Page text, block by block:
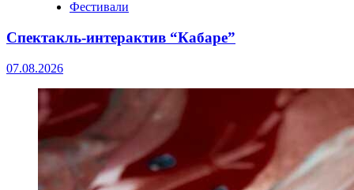
Фестивали
Спектакль-интерактив “Кабаре”
07.08.2026